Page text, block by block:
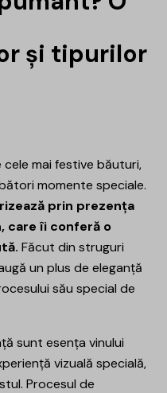
și tipurilor
mai festive băuturi,
momente speciale.
prin prezența
care îi conferă o
Făcut din struguri
un plus de eleganță
său special de
sunt esența vinului
vizuală specială,
Procesul de